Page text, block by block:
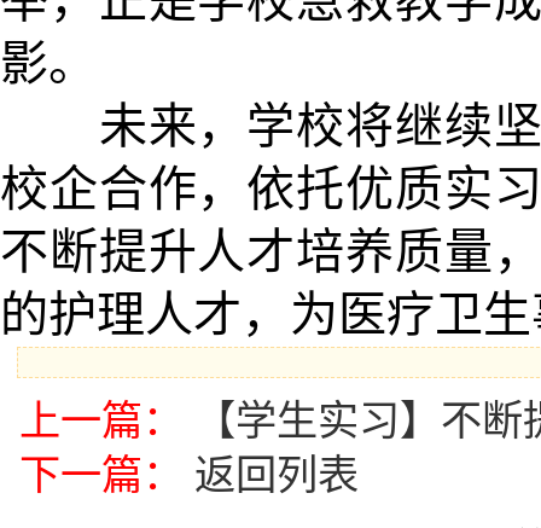
影。
未来，学校将继续坚
校企合作，依托优质实
不断提升人才培养质量
的护理人才，为医疗卫
上一篇：
【学生实习】不
下一篇：
返回列表